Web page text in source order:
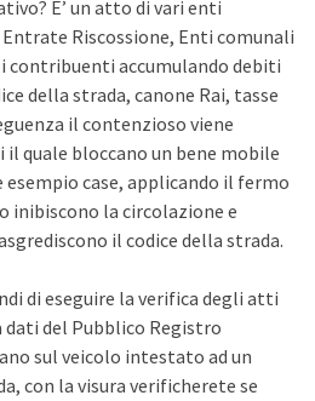
E’ un atto di vari enti
Riscossione, Enti comunali
accumulando debiti
della strada, canone Rai, tasse
il contenzioso viene
quale bloccano un bene mobile
case, applicando il fermo
inibiscono la circolazione e
il codice della strada.
di eseguire la verifica degli atti
del Pubblico Registro
sul veicolo intestato ad un
con la visura verificherete se